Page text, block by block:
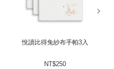
悅讀比得兔紗布手帕3入
NT$250